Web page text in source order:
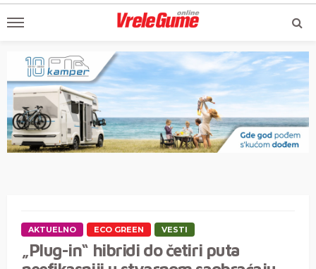
AKTUELNO ECO GREEN VESTI
„Plug-in“ hibridi do četiri puta